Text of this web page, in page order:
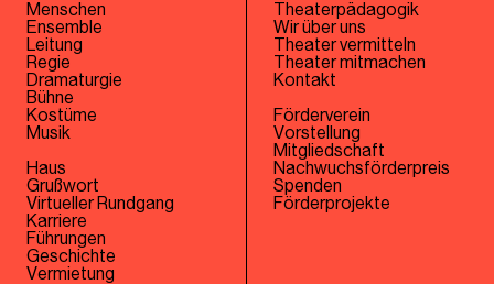
Menschen
Ensemble
Leitung
Regie
Dramaturgie
Bühne
Kostüme
Musik
Haus
Grußwort
Virtueller Rundgang
Karriere
Führungen
Geschichte
Vermietung
Theaterpädagogik
Wir über uns
Theater vermitteln
Theater mitmachen
Kontakt
Förderverein
Vorstellung
Mitgliedschaft
Nachwuchsförderpreis
Spenden
Förderprojekte